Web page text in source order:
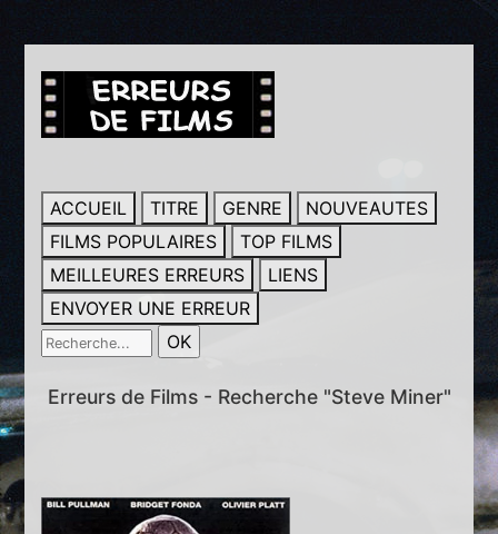
ACCUEIL TITRE GENRE
NOUVEAUTES
FILMS POPULAIRES
TOP FILMS
MEILLEURES ERREURS
LIENS
ENVOYER UNE ERREUR
Erreurs de Films - Recherche "Steve Miner"